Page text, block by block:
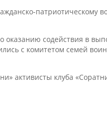
патриотическому
содействия в
с комитетом семей
активисты клуба